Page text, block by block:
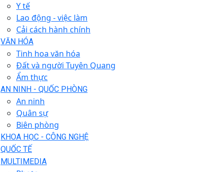
Y tế
Lao động - việc làm
Cải cách hành chính
VĂN HÓA
Tinh hoa văn hóa
Đất và người Tuyên Quang
Ẩm thực
AN NINH - QUỐC PHÒNG
An ninh
Quân sự
Biên phòng
KHOA HỌC - CÔNG NGHỆ
QUỐC TẾ
MULTIMEDIA